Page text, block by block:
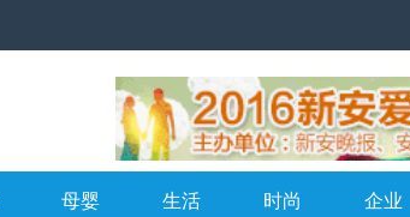
母婴 生活 时尚 企业